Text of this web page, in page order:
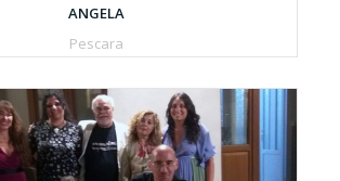
ANGELA
Pescara